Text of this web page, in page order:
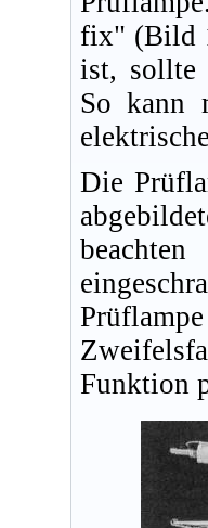
fix" (Bild
ist, sollte
So kann
Die
Funktion